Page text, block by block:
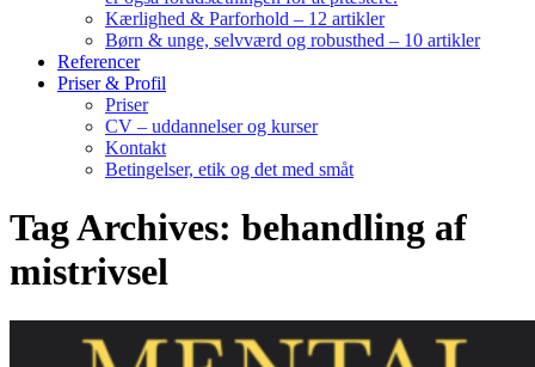
Kærlighed & Parforhold – 12 artikler
Børn & unge, selvværd og robusthed – 10 artikler
Referencer
Priser & Profil
Priser
CV – uddannelser og kurser
Kontakt
Betingelser, etik og det med småt
Tag Archives: behandling af
mistrivsel